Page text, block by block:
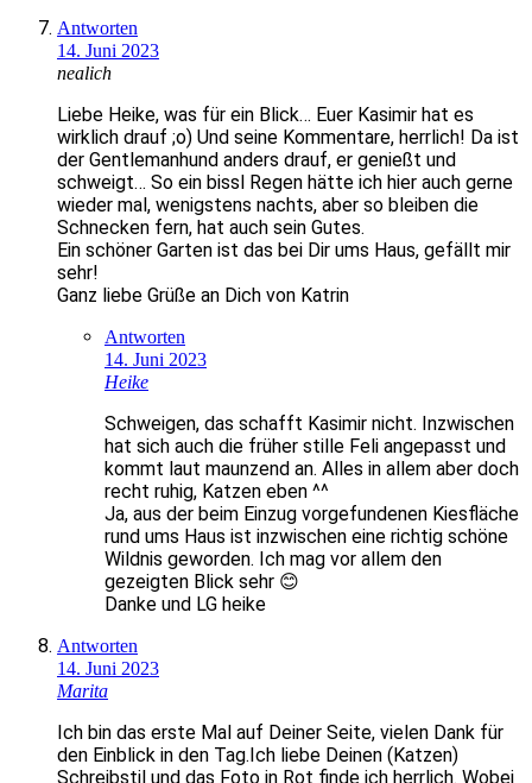
Antworten
14. Juni 2023
nealich
Liebe Heike, was für ein Blick… Euer Kasimir hat es
wirklich drauf ;o) Und seine Kommentare, herrlich! Da ist
der Gentlemanhund anders drauf, er genießt und
schweigt… So ein bissl Regen hätte ich hier auch gerne
wieder mal, wenigstens nachts, aber so bleiben die
Schnecken fern, hat auch sein Gutes.
Ein schöner Garten ist das bei Dir ums Haus, gefällt mir
sehr!
Ganz liebe Grüße an Dich von Katrin
Antworten
14. Juni 2023
Heike
Schweigen, das schafft Kasimir nicht. Inzwischen
hat sich auch die früher stille Feli angepasst und
kommt laut maunzend an. Alles in allem aber doch
recht ruhig, Katzen eben ^^
Ja, aus der beim Einzug vorgefundenen Kiesfläche
rund ums Haus ist inzwischen eine richtig schöne
Wildnis geworden. Ich mag vor allem den
gezeigten Blick sehr 😊
Danke und LG heike
Antworten
14. Juni 2023
Marita
Ich bin das erste Mal auf Deiner Seite, vielen Dank für
den Einblick in den Tag.Ich liebe Deinen (Katzen)
Schreibstil und das Foto in Rot finde ich herrlich. Wobei